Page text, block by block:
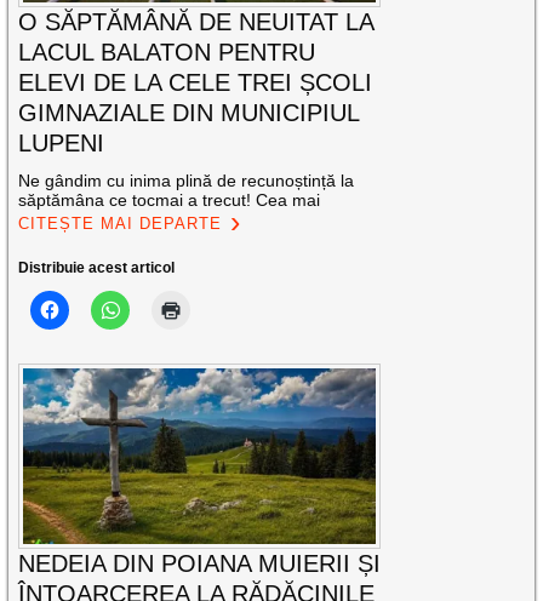
O SĂPTĂMÂNĂ DE NEUITAT LA
LACUL BALATON PENTRU
ELEVI DE LA CELE TREI ȘCOLI
GIMNAZIALE DIN MUNICIPIUL
LUPENI
Ne gândim cu inima plină de recunoștință la
săptămâna ce tocmai a trecut! Cea mai
CITEȘTE MAI DEPARTE
Distribuie acest articol
NEDEIA DIN POIANA MUIERII ȘI
ÎNTOARCEREA LA RĂDĂCINILE